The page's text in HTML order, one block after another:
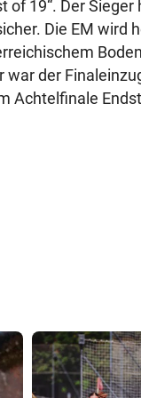
of 19“. Der
Die EM wird
war der
Achtelfinale